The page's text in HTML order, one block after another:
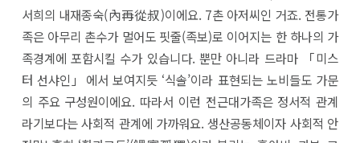
서희의 내재종숙(內再從叔)이에요. 7촌 아저씨인 거죠. 전통가
족은 아무리 촌수가 멀어도 핏줄(족보)로 이어지는 한 하나의 가
족경계에 포함시킬 수가 있습니다. 뿐만 아니라 드라마 「미스
터 선샤인」에서 보여지듯 ‘식솔’이라 표현되는 노비들도 가문
의 주요 구성원이에요. 따라서 이런 전근대가족은 정서적 관계
라기보다는 사회적 관계에 가까워요. 생산공동체이자 사회적 안